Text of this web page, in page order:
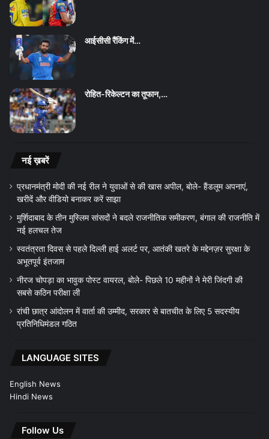
आईसीसी रैंकिंग में…
रोहित-रिकेल्टन का तूफान,…
नई ख़बरें
प्रधानमंत्री मोदी की नई रील ने युवाओं से की खास अपील, बोले- हैंडलूम अपनाएं,
खरीदें और वीडियो बनाकर करें साझा
मुर्शिदाबाद के तीन मुस्लिम सांसदों ने बदले राजनीतिक समीकरण, बंगाल की राजनीति में
नई हलचल तेज
स्वतंत्रता दिवस से पहले दिल्ली हाई अलर्ट पर, आतंकी खतरे के मद्देनज़र सुरक्षा के
अभूतपूर्व इंतजाम
नीरज चोपड़ा का भावुक पोस्ट वायरल, बोले- पिछले 10 महीनों ने मेरी जिंदगी की
सबसे कठिन परीक्षा ली
रांची छात्र आंदोलन में वार्ता की उम्मीद, सरकार से बातचीत के लिए 5 सदस्यीय
प्रतिनिधिमंडल गठित
LANGUAGE SITES
English News
Hindi News
Follow Us